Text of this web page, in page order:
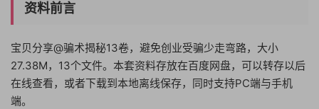
资料前言
宝贝分享@骗术揭秘13卷，避免创业受骗少走弯路，大小
27.38M，13个文件。本套资料存放在百度网盘，可以转存以后
在线查看，或者下载到本地离线保存，同时支持PC端与手机
端。